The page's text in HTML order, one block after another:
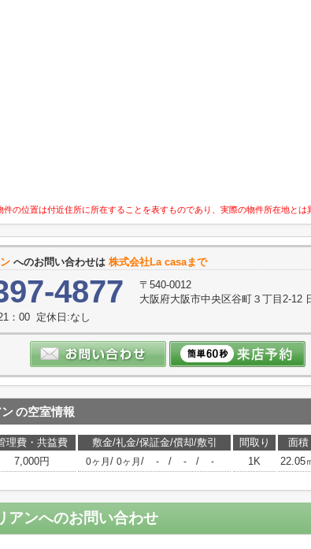
の位置は付近住所に所在することを表すものであり、実際の物件所在地とは
へのお問い合わせは 株式会社La casaまで
4877
〒540-0012
大阪府大阪市中央区谷町３丁目2-12
：00 定休日:なし
の空室情報
理費・共益費 敷金/礼金/保証金/償却/敷引 間取り 面積
7,000円 0ヶ月 / 0ヶ月 / - / - / - 1K 22.05
アンへのお問い合わせ